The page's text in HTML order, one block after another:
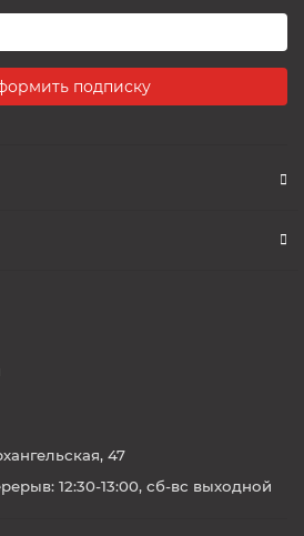
подписку
47
12:30-13:00, сб-вс выходной